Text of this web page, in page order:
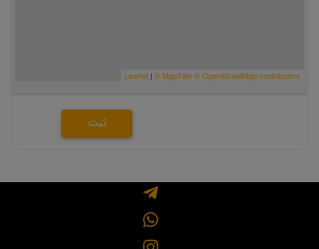
Leaflet | © MapTiler© OpenStreetMap contributors
ثبت